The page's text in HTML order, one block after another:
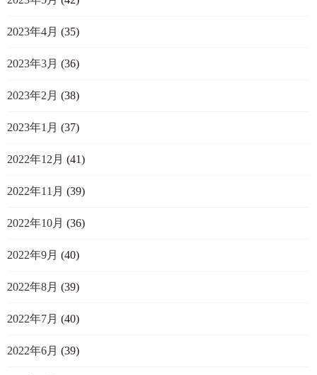
2023年4月 (35)
2023年3月 (36)
2023年2月 (38)
2023年1月 (37)
2022年12月 (41)
2022年11月 (39)
2022年10月 (36)
2022年9月 (40)
2022年8月 (39)
2022年7月 (40)
2022年6月 (39)